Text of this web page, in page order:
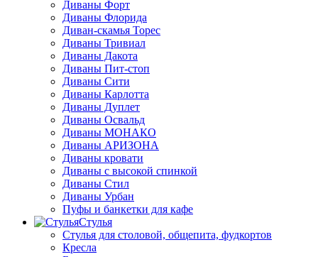
Диваны Форт
Диваны Флорида
Диван-скамья Торес
Диваны Тривиал
Диваны Дакота
Диваны Пит-стоп
Диваны Сити
Диваны Карлотта
Диваны Дуплет
Диваны Освальд
Диваны МОНАКО
Диваны АРИЗОНА
Диваны кровати
Диваны с высокой спинкой
Диваны Стил
Диваны Урбан
Пуфы и банкетки для кафе
Стулья
Стулья для столовой, общепита, фудкортов
Кресла